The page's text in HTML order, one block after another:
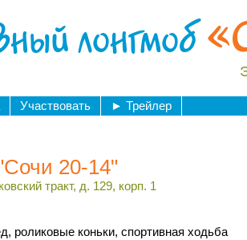
лонгмоб
Участвовать ► Трейлер
20-14"
тракт, д. 129, корп. 1
роликовые коньки, спортивная ходьба